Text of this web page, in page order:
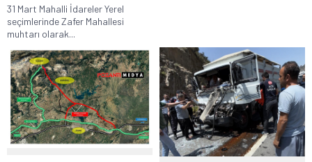
31 Mart Mahalli İdareler Yerel
seçimlerinde Zafer Mahallesi
muhtarı olarak...